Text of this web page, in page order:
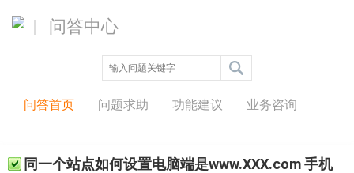
问答中心
问答首页 问题求助 功能建议 业务咨询
同一个站点如何设置电脑端是www.XXX.com 手机